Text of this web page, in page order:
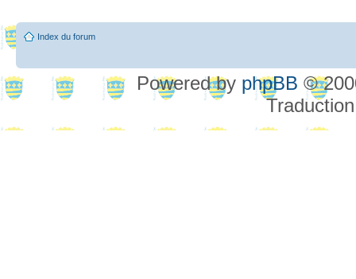
Index du forum
Powered by phpBB ©